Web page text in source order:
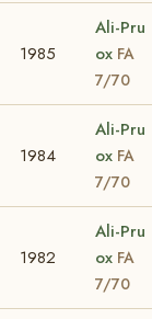
1985
Ali-Pru
ox FA
7/70
1984
Ali-Pru
ox FA
7/70
1982
Ali-Pru
ox FA
7/70